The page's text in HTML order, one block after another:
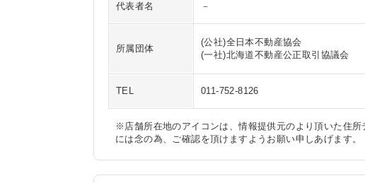
代表者名 －
所属団体
(公社)全日本不動産協会
(一社)北海道不動産公正取引協議会
TEL 011-752-8126
※店舗所在地のアイコンは、情報提供元のより頂いた住
には念の為、ご確認を頂けますようお願い申しあげます。